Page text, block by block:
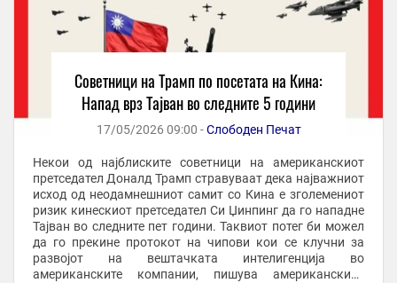
Советници на Трамп по посетата на Кина:
Напад врз Тајван во следните 5 години
17/05/2026 09:00 -Слободен Печат
Некои од најблиските советници на американскиот
претседател Доналд Трамп стравуваат дека најважниот
исход од неодамнешниот самит со Кина е зголемениот
ризик кинескиот претседател Си Џинпинг да го нападне
Тајван во следните пет години. Таквиот потег би можел
да го прекине протокот на чипови кои се клучни за
развојот на вештачката интелигенција во
американските компании, пишува американскиот